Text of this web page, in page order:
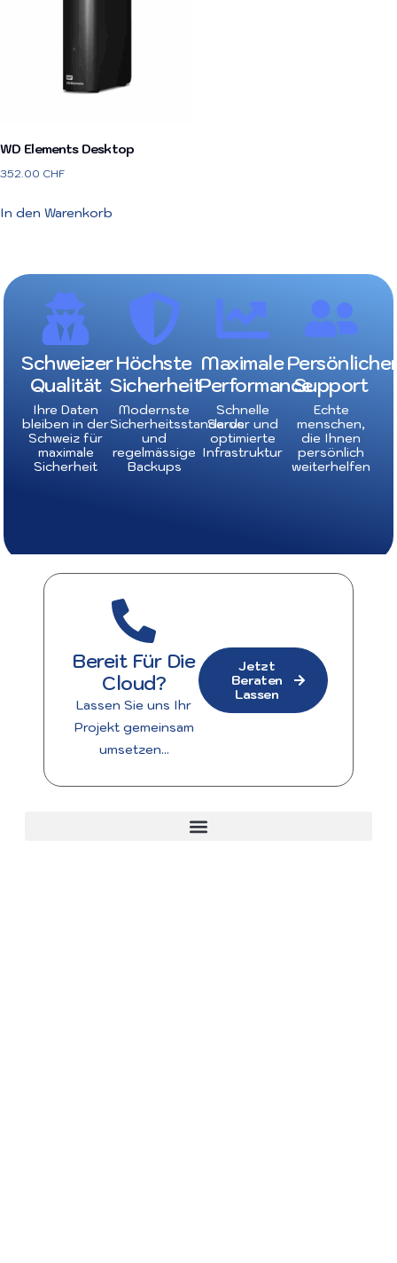
WD Elements Desktop
352.00 CHF
In den Warenkorb
Schweizer
Qualität
Ihre Daten
bleiben in der
Schweiz für
maximale
Sicherheit
Höchste
Sicherheit
Modernste
Sicherheitsstandards
und
regelmässige
Backups
Maximale
Performance
Schnelle
Server und
optimierte
Infrastruktur
Support
Echte
menschen,
die Ihnen
persönlich
weiterhelfen
Bereit Für Die
Cloud?
Lassen Sie uns Ihr
Projekt gemeinsam
umsetzen...
Jetzt
Beraten
Lassen